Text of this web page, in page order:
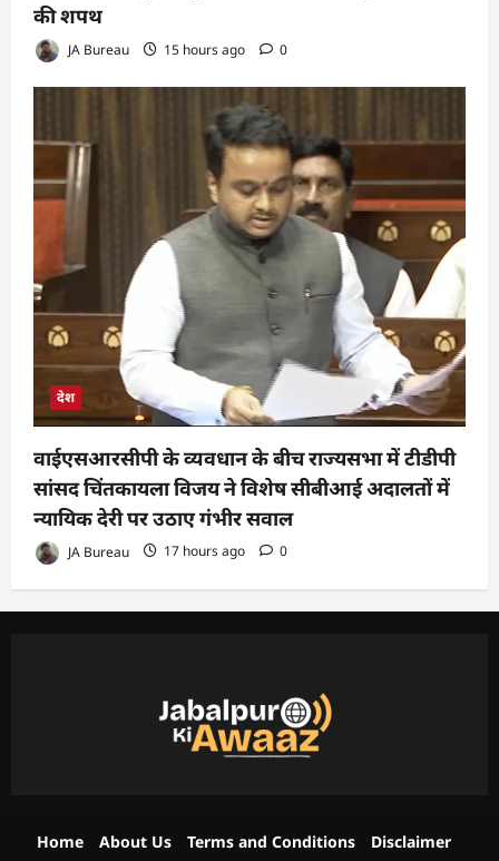
की शपथ
JA Bureau 15 hours ago 0
देश
वाईएसआरसीपी के व्यवधान के बीच राज्यसभा में टीडीपी
सांसद चिंतकायला विजय ने विशेष सीबीआई अदालतों में
न्यायिक देरी पर उठाए गंभीर सवाल
JA Bureau 17 hours ago 0
Home About Us Terms and Conditions
Disclaimer